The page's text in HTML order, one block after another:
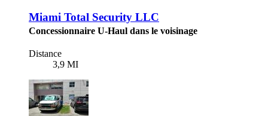
Miami Total Security LLC
Concessionnaire U-Haul dans le voisinage
Distance
3,9 MI